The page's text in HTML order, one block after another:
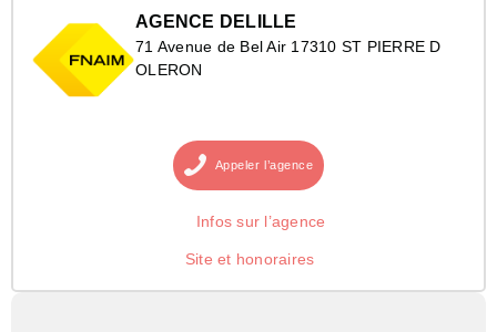
AGENCE DELILLE
71 Avenue de Bel Air 17310 ST PIERRE D
OLERON
Appeler l’agence
Infos sur l’agence
Site et honoraires